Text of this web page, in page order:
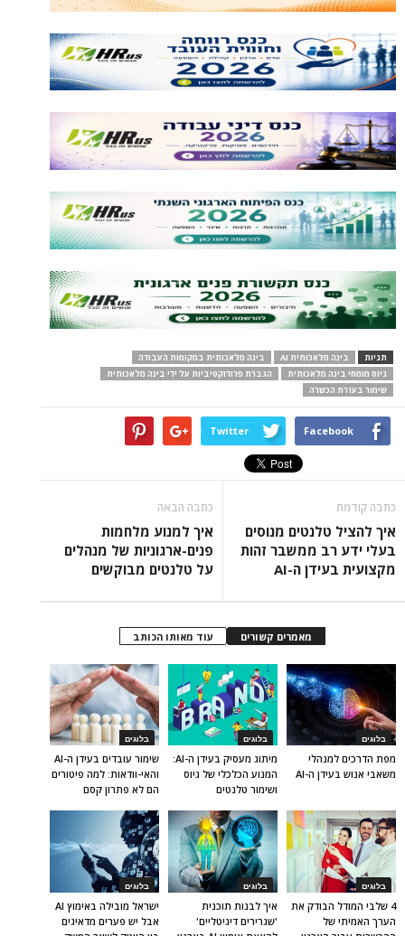
תגיות בינה מלאכותית AI
בינה מלאכותית במקומות העבודה
גיוס מומחי בינה מלאכותית
הגברת פרודוקטיביות על ידי בינה מלאכותית
שימור בעזרת הכשרה
Facebook
Twitter
כתבה קודמת
איך להציל טלנטים מנוסים
בעלי ידע רב ממשבר זהות
מקצועית בעידן ה-AI
כתבה הבאה
איך למנוע מלחמות
פנים-ארגוניות של מנהלים
על טלנטים מבוקשים
מאמרים קשורים עוד מאותו הכותב
בלוגים
שימור עובדים בעידן ה-AI
והאי-וודאות: למה פיטורים
הם לא פתרון קסם
בלוגים
מיתוג מעסיק בעידן ה-AI:
המנוע הכלכלי של גיוס
ושימור טלנטים
בלוגים
מפת הדרכים למנהלי
משאבי אנוש בעידן ה-AI
בלוגים
ישראל מובילה באימוץ AI
אבל יש פערים מדאיגים
בלוגים
איך לבנות תוכנית
'שגרירים דיגיטליים'
בלוגים
4 שלבי המודל הבודק את
הערך האמיתי של